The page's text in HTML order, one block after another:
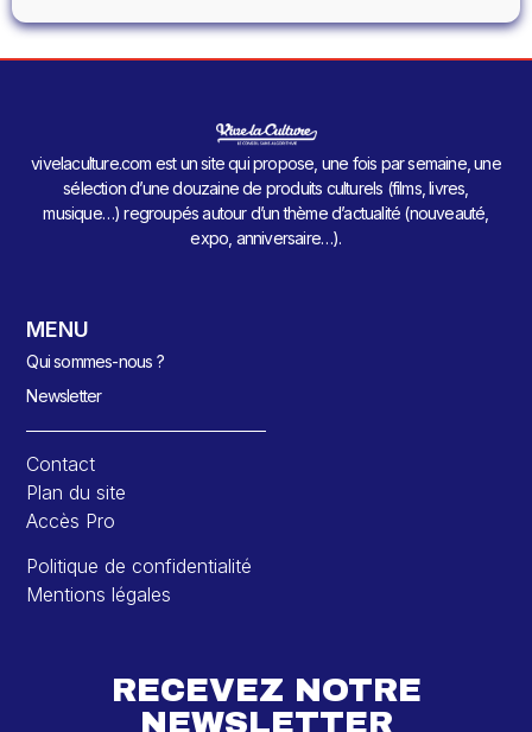
vivelaculture.com est un site qui propose, une fois par semaine, une
sélection d’une douzaine de produits culturels (films, livres,
musique…) regroupés autour d’un thème d’actualité (nouveauté,
expo, anniversaire…).
MENU
Qui sommes-nous ?
Newsletter
Contact
Plan du site
Accès Pro
Politique de confidentialité
Mentions légales
RECEVEZ NOTRE
NEWSLETTER